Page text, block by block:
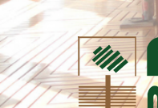
Pular
para
o
conteúdo